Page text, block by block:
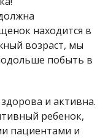
находится в
возраст, мы
побыть в
и активна.
ребенок,
пациентами и